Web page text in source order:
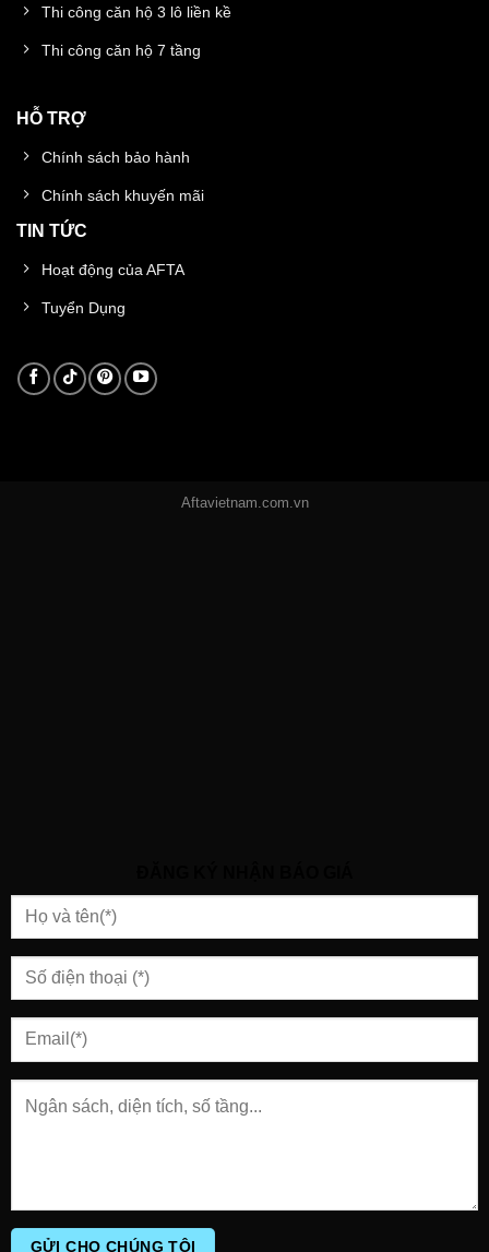
Thi công căn hộ 3 lô liền kề
Thi công căn hộ 7 tầng
HỖ TRỢ
Chính sách bảo hành
Chính sách khuyến mãi
TIN TỨC
Hoạt động của AFTA
Tuyển Dụng
Aftavietnam.com.vn